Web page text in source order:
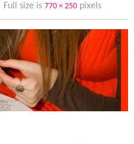
Full size is 770 × 250pixels